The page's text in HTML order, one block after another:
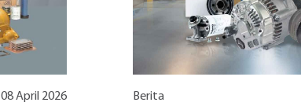
08 April 2026 Berita